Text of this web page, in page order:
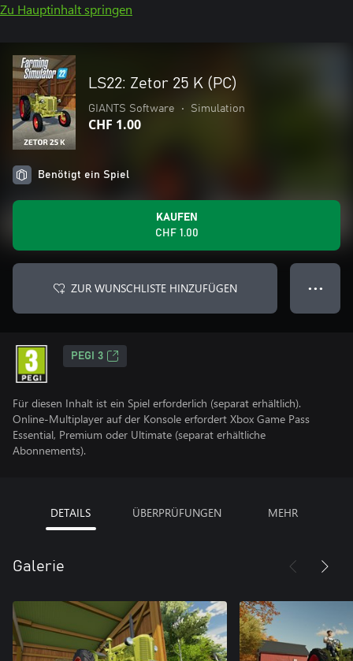
Zu Hauptinhalt springen
LS22: Zetor 25 K (PC)
GIANTS Software • Simulation
CHF 1.00
Benötigt ein Spiel
KAUFEN
CHF 1.00
ZUR WUNSCHLISTE HINZUFÜGEN ● ● ●
PEGI 3
Für diesen Inhalt ist ein Spiel erforderlich (separat erhältlich).
Online-Multiplayer auf der Konsole erfordert Xbox Game Pass
Essential, Premium oder Ultimate (separat erhältliche
Abonnements).
DETAILS ÜBERPRÜFUNGEN MEHR
Galerie